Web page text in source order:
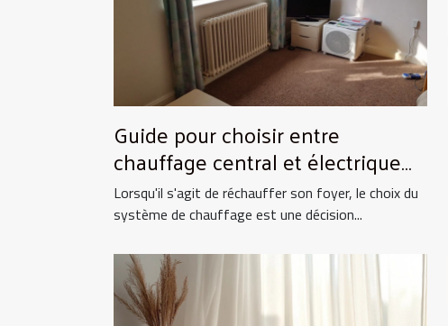
Guide pour choisir entre
chauffage central et électrique
pour la maison
Lorsqu'il s'agit de réchauffer son foyer, le choix du
système de chauffage est une décision...